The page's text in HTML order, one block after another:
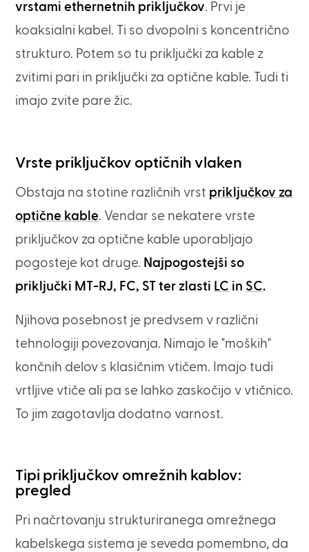
vrstami ethernetnih priključkov. Prvi je
koaksialni kabel. Ti so dvopolni s koncentrično
strukturo. Potem so tu priključki za kable z
zvitimi pari in priključki za optične kable. Tudi ti
imajo zvite pare žic.
Vrste priključkov optičnih vlaken
Obstaja na stotine različnih vrst priključkov za
optične kable. Vendar se nekatere vrste
priključkov za optične kable uporabljajo
pogosteje kot druge. Najpogostejši so
priključki MT-RJ, FC, ST ter zlasti LC in SC.
Njihova posebnost je predvsem v različni
tehnologiji povezovanja. Nimajo le "moških"
končnih delov s klasičnim vtičem. Imajo tudi
vrtljive vtiče ali pa se lahko zaskočijo v vtičnico.
To jim zagotavlja dodatno varnost.
Tipi priključkov omrežnih kablov:
pregled
Pri načrtovanju strukturiranega omrežnega
kabelskega sistema je seveda pomembno, da